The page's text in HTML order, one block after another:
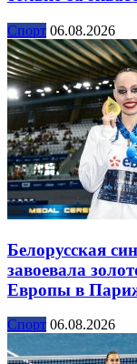
Спорт 06.08.2026
Белорусская
завоевала
Европы в
Спорт 06.08.2026